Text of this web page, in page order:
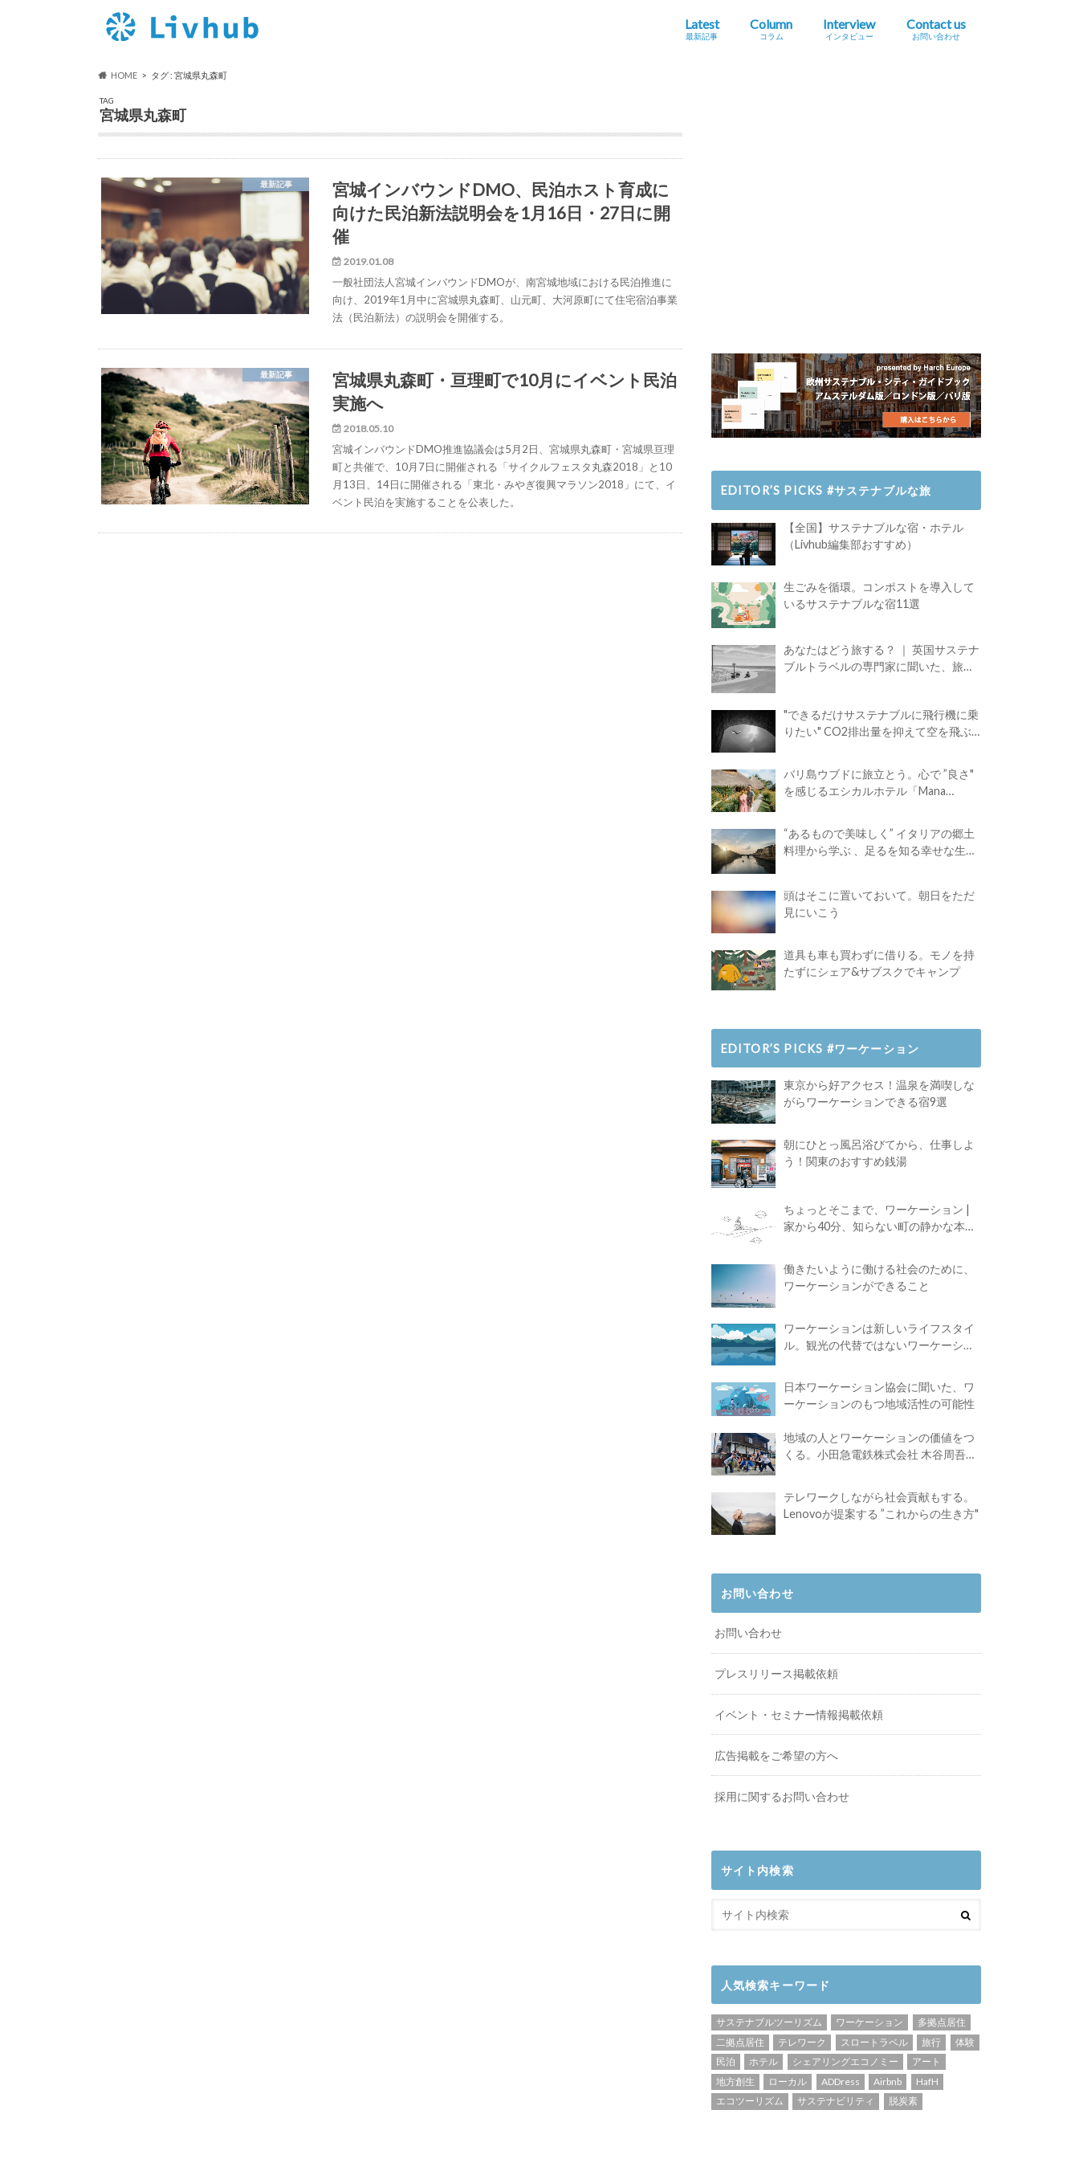
Latest
最新記事
Column
コラム
Interview
インタビュー
Contact us
お問い合わせ
HOME タグ : 宮城県丸森町
TAG
宮城県丸森町
最新記事
宮城インバウンドDMO、民泊ホスト育成に
向けた民泊新法説明会を1月16日・27日に開
催
2019.01.08
一般社団法人宮城インバウンドDMOが、南宮城地域における民泊推進に
向け、2019年1月中に宮城県丸森町、山元町、大河原町にて住宅宿泊事業
法（民泊新法）の説明会を開催する。
最新記事
宮城県丸森町・亘理町で10月にイベント民泊
実施へ
2018.05.10
宮城インバウンドDMO推進協議会は5月2日、宮城県丸森町・宮城県亘理
町と共催で、10月7日に開催される「サイクルフェスタ丸森2018」と10
月13日、14日に開催される「東北・みやぎ復興マラソン2018」にて、イ
ベント民泊を実施することを公表した。
EDITOR’S PICKS #サステナブルな旅
【全国】サステナブルな宿・ホテル
（Livhub編集部おすすめ）
生ごみを循環。コンポストを導入して
いるサステナブルな宿11選
あなたはどう旅する？ ｜ 英国サステナ
ブルトラベルの専門家に聞いた、旅の
"できるだけサステナブルに飛行機に乗
りたい" CO2排出量を抑えて空を飛ぶ
バリ島ウブドに旅立とう。心で ”良さ"
を感じるエシカルホテル「Mana
“あるもので美味しく” イタリアの郷土
料理から学ぶ 、足るを知る幸せな生き
頭はそこに置いておいて。朝日をただ
見にいこう
道具も車も買わずに借りる。モノを持
たずにシェア&サブスクでキャンプ
EDITOR’S PICKS #ワーケーション
東京から好アクセス！温泉を満喫しな
がらワーケーションできる宿9選
朝にひとっ風呂浴びてから、仕事しよ
う！関東のおすすめ銭湯
ちょっとそこまで、ワーケーション |
家から40分、知らない町の静かな本屋
働きたいように働ける社会のために、
ワーケーションができること
ワーケーションは新しいライフスタイ
ル。観光の代替ではないワーケーショ
日本ワーケーション協会に聞いた、ワ
ーケーションのもつ地域活性の可能性
地域の人とワーケーションの価値をつ
くる。小田急電鉄株式会社 木谷周吾さ
テレワークしながら社会貢献もする。
Lenovoが提案する ”これからの生き方"
お問い合わせ
お問い合わせ
プレスリリース掲載依頼
イベント・セミナー情報掲載依頼
広告掲載をご希望の方へ
採用に関するお問い合わせ
サイト内検索
人気検索キーワード
サステナブルツーリズム ワーケーション
多拠点居住
二拠点居住
テレワーク スロートラベル 旅行
体験
民泊
ホテル シェアリングエコノミー
アート
地方創生
ローカル ADDress Airbnb
HafH
エコツーリズム
サステナビリティ 脱炭素